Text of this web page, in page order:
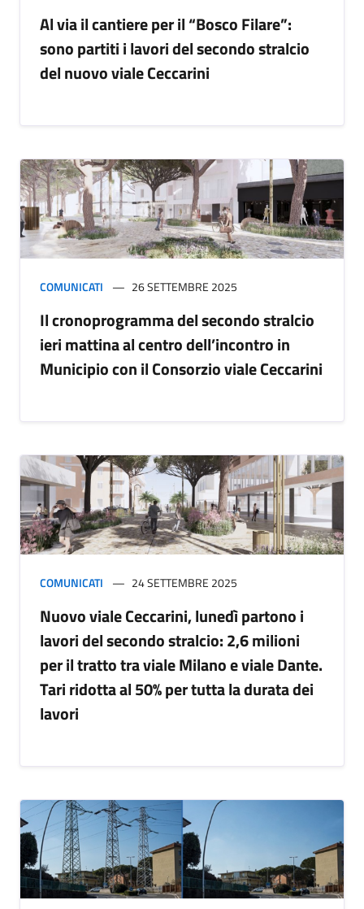
Al via il cantiere per il “Bosco Filare”:
sono partiti i lavori del secondo stralcio
del nuovo viale Ceccarini
COMUNICATI 26 SETTEMBRE 2025
Il cronoprogramma del secondo stralcio
ieri mattina al centro dell’incontro in
Municipio con il Consorzio viale Ceccarini
COMUNICATI 24 SETTEMBRE 2025
Nuovo viale Ceccarini, lunedì partono i
lavori del secondo stralcio: 2,6 milioni
per il tratto tra viale Milano e viale Dante.
Tari ridotta al 50% per tutta la durata dei
lavori